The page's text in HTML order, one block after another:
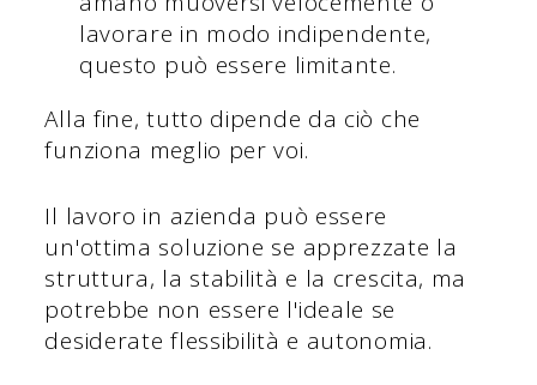
lavorare in modo indipendente,
questo può essere limitante.
Alla fine, tutto dipende da ciò che
funziona meglio per voi.
Il lavoro in azienda può essere
un'ottima soluzione se apprezzate la
struttura, la stabilità e la crescita, ma
potrebbe non essere l'ideale se
desiderate flessibilità e autonomia.